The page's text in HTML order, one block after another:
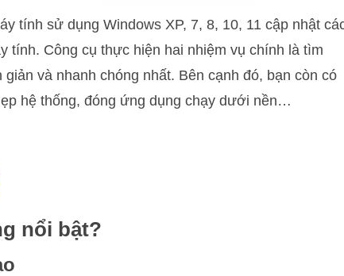
tính sử dụng Windows XP, 7, 8, 10, 11 cập nhật
tính. Công cụ thực hiện hai nhiệm vụ chính là tìm
và nhanh chóng nhất. Bên cạnh đó, bạn còn có
hệ thống, đóng ứng dụng chạy dưới nền…
nổi bật?